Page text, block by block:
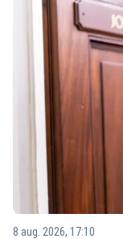
8 aug. 2026, 17:10